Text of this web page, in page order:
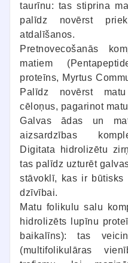
taurīnu: tas stiprina
palīdz novērst
atdalīšanos.
Pretnovecošanās
matiem
proteīns, Myrtus
Palīdz novērst
cēloņus, pagarinot
Galvas ādas un
aizsardzības
Digitata hidrolizētu
tas palīdz uzturēt
stāvoklī, kas ir
dzīvībai.
Matu folikulu salu
hidrolizēts lupīnu
baikalīns): tas
(multifolikulāras